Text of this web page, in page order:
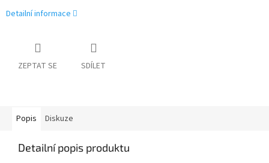
Detailní informace
ZEPTAT SE SDÍLET
Popis Diskuze
Detailní popis produktu